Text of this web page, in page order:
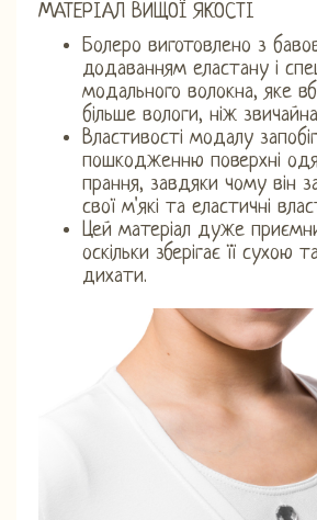
МАТЕРІАЛ ВИЩОЇ ЯКОСТІ
Болеро виготовлено з
додаванням еластану і
модального волокна, яке
більше вологи, ніж
Властивості модалу
пошкодженню поверхні
прання, завдяки чому він
свої м'які та еластичні
Цей матеріал дуже
оскільки зберігає її сухою
дихати.